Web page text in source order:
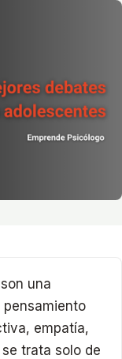
son una
empatía,
trata solo de